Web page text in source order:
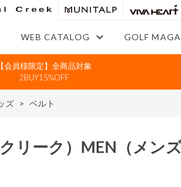
WEB CATALOG GOLF
【会員様限定】全商品対象
2BUY15%OFF
ズ > ベルト
リーク） MEN （メン